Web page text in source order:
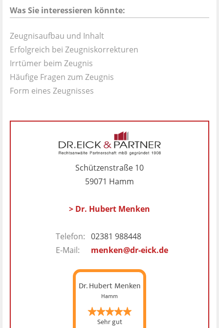
Impressum
Datenschutz
Was Sie interessieren könnte:
Zeugnisaufbau und Inhalt
Erfolgreich bei Zeugniskorrekturen
Irrtümer beim Zeugnis
Häufige Fragen zum Zeugnis
Form eines Zeugnisses
Schützenstraße 10
59071 Hamm
> Dr. Hubert Menken
Telefon: 02381 988448
E-Mail:
menken@dr-eick.de
Dr. Hubert Menken
Hamm
Sehr gut